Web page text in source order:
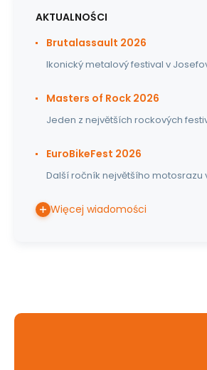
AKTUALNOŚCI
Brutalassault 2026
Ikonický metalový festival v
Masters of Rock 2026
Jeden z největších rockových
EuroBikeFest 2026
Další ročník největšího motosrazu
Więcej wiadomości